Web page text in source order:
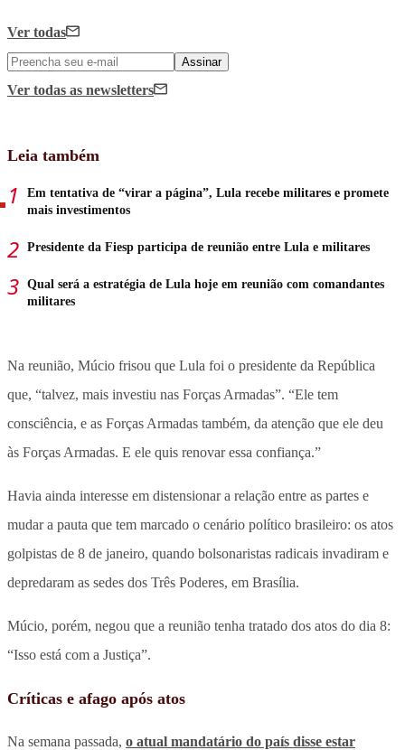
Ver todas
Assinar
Ver todas as newsletters
Leia também
Em tentativa de “virar a página”, Lula recebe militares e promete
mais investimentos
Presidente da Fiesp participa de reunião entre Lula e militares
Qual será a estratégia de Lula hoje em reunião com comandantes
militares
Na reunião, Múcio frisou que Lula foi o presidente da República
que, “talvez, mais investiu nas Forças Armadas”. “Ele tem
consciência, e as Forças Armadas também, da atenção que ele deu
às Forças Armadas. E ele quis renovar essa confiança.”
Havia ainda interesse em distensionar a relação entre as partes e
mudar a pauta que tem marcado o cenário político brasileiro: os atos
golpistas de 8 de janeiro, quando bolsonaristas radicais invadiram e
depredaram as sedes dos Três Poderes, em Brasília.
Múcio, porém, negou que a reunião tenha tratado dos atos do dia 8:
“Isso está com a Justiça”.
Críticas e afago após atos
Na semana passada, o atual mandatário do país disse estar